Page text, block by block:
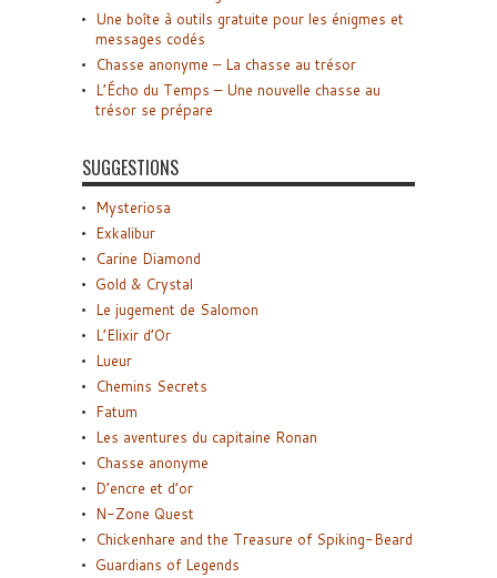
Une boîte à outils gratuite pour les énigmes et
messages codés
Chasse anonyme – La chasse au trésor
L’Écho du Temps – Une nouvelle chasse au
trésor se prépare
SUGGESTIONS
Mysteriosa
Exkalibur
Carine Diamond
Gold & Crystal
Le jugement de Salomon
L’Elixir d’Or
Lueur
Chemins Secrets
Fatum
Les aventures du capitaine Ronan
Chasse anonyme
D’encre et d’or
N-Zone Quest
Chickenhare and the Treasure of Spiking-Beard
Guardians of Legends